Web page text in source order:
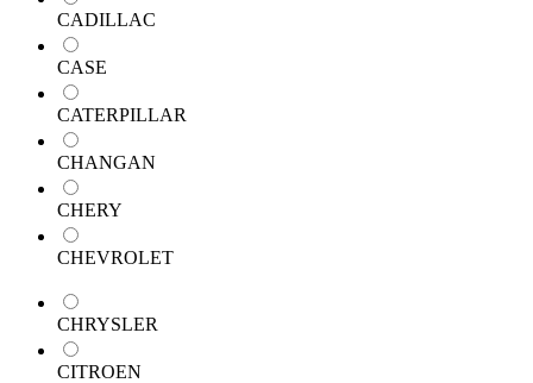
CADILLAC
CASE
CATERPILLAR
CHANGAN
CHERY
CHEVROLET
CHRYSLER
CITROEN